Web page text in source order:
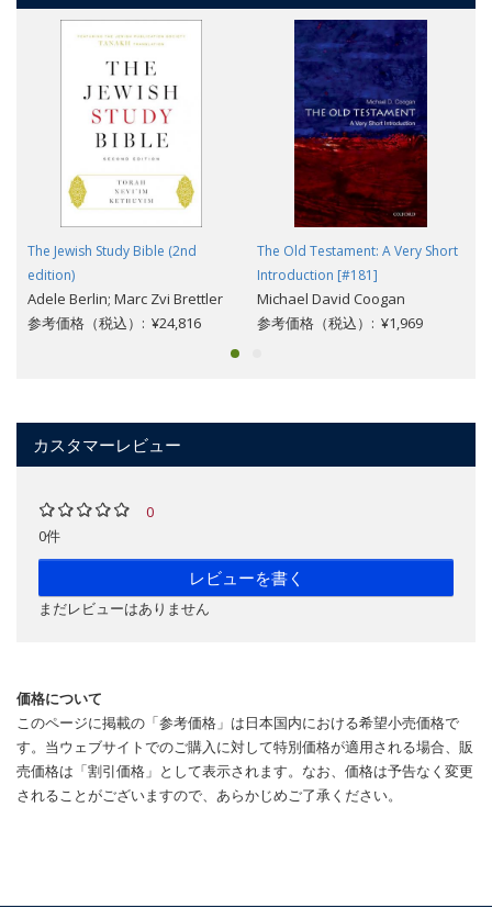
The Jewish Study Bible (2nd
edition)
Adele Berlin; Marc Zvi Brettler
参考価格（税込）: ¥24,816
The Old Testament: A Very Short
Introduction [#181]
Michael David Coogan
参考価格（税込）: ¥1,969
カスタマーレビュー
0
0件
レビューを書く
まだレビューはありません
価格について
このページに掲載の「参考価格」は日本国内における希望小売価格で
す。当ウェブサイトでのご購入に対して特別価格が適用される場合、販
売価格は「割引価格」として表示されます。なお、価格は予告なく変更
されることがございますので、あらかじめご了承ください。